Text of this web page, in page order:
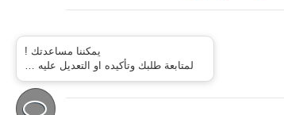
يمكننا مساعدتك !
لمتابعة طلبك وتأكيده او التعديل عليه …